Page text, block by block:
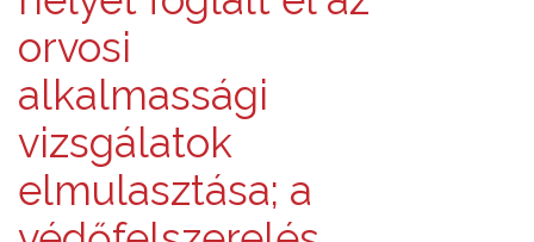
orvosi
alkalmassági
vizsgálatok
elmulasztása; a